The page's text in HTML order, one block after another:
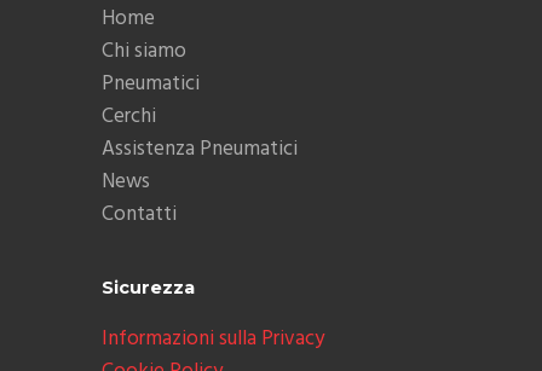
Home
Chi siamo
Pneumatici
Cerchi
Assistenza Pneumatici
News
Contatti
Sicurezza
Informazioni sulla Privacy